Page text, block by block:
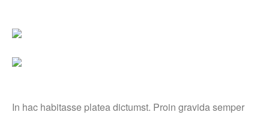
In hac habitasse platea dictumst. Proin gravida semper